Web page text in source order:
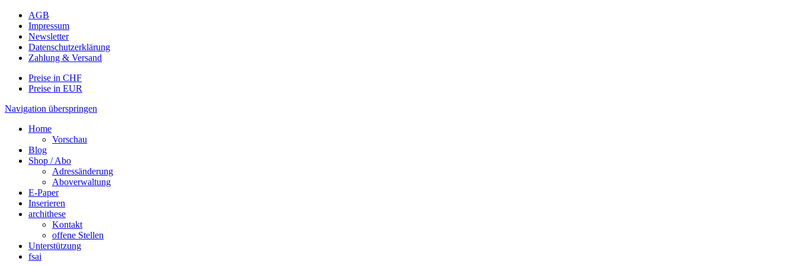
AGB
Impressum
Newsletter
Datenschutzerklärung
Zahlung & Versand
Preise in CHF
Preise in EUR
Navigation überspringen
Home
Vorschau
Blog
Shop / Abo
Adressänderung
Aboverwaltung
E-Paper
Inserieren
archithese
Kontakt
offene Stellen
Unterstützung
fsai